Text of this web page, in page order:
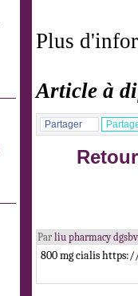
Plus
Article à
Partager
Par liu pharmacy
800 mg cialis